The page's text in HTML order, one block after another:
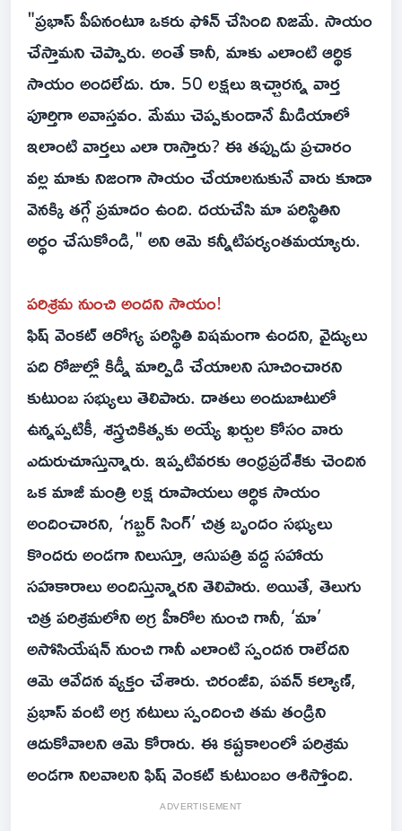
"ప్రభాస్ పీఏనంటూ ఒకరు ఫోన్ చేసింది నిజమే. సాయం
చేస్తామని చెప్పారు. అంతే కానీ, మాకు ఎలాంటి ఆర్థిక
సాయం అందలేదు. రూ. 50 లక్షలు ఇచ్చారన్న వార్త
పూర్తిగా అవాస్తవం. మేము చెప్పకుండానే మీడియాలో
ఇలాంటి వార్తలు ఎలా రాస్తారు? ఈ తప్పుడు ప్రచారం
వల్ల మాకు నిజంగా సాయం చేయాలనుకునే వారు కూడా
వెనక్కి తగ్గే ప్రమాదం ఉంది. దయచేసి మా పరిస్థితిని
అర్థం చేసుకోండి," అని ఆమె కన్నీటిపర్యంతమయ్యారు.
పరిశ్రమ నుంచి అందని సాయం!
ఫిష్ వెంకట్ ఆరోగ్య పరిస్థితి విషమంగా ఉందని, వైద్యులు
పది రోజుల్లో కిడ్నీ మార్పిడి చేయాలని సూచించారని
కుటుంబ సభ్యులు తెలిపారు. దాతలు అందుబాటులో
ఉన్నప్పటికీ, శస్త్రచికిత్సకు అయ్యే ఖర్చుల కోసం వారు
ఎదురుచూస్తున్నారు. ఇప్పటివరకు ఆంధ్రప్రదేశ్‌కు చెందిన
ఒక మాజీ మంత్రి లక్ష రూపాయలు ఆర్థిక సాయం
అందించారని, ‘గబ్బర్ సింగ్’ చిత్ర బృందం సభ్యులు
కొందరు అండగా నిలుస్తూ, ఆసుపత్రి వద్ద సహాయ
సహకారాలు అందిస్తున్నారని తెలిపారు. అయితే, తెలుగు
చిత్ర పరిశ్రమలోని అగ్ర హీరోల నుంచి గానీ, ‘మా’
అసోసియేషన్ నుంచి గానీ ఎలాంటి స్పందన రాలేదని
ఆమె ఆవేదన వ్యక్తం చేశారు. చిరంజీవి, పవన్ కల్యాణ్,
ప్రభాస్ వంటి అగ్ర నటులు స్పందించి తమ తండ్రిని
ఆదుకోవాలని ఆమె కోరారు. ఈ కష్టకాలంలో పరిశ్రమ
అండగా నిలవాలని ఫిష్ వెంకట్ కుటుంబం ఆశిస్తోంది.
ADVERTISEMENT